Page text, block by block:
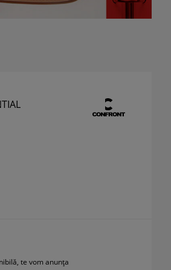
te vom anunța